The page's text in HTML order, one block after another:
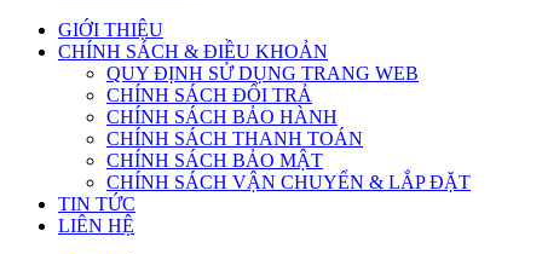
GIỚI THIỆU
CHÍNH SÁCH & ĐIỀU KHOẢN
QUY ĐỊNH SỬ DỤNG TRANG WEB
CHÍNH SÁCH ĐỔI TRẢ
CHÍNH SÁCH BẢO HÀNH
CHÍNH SÁCH THANH TOÁN
CHÍNH SÁCH BẢO MẬT
CHÍNH SÁCH VẬN CHUYỂN & LẮP ĐẶT
TIN TỨC
LIÊN HỆ